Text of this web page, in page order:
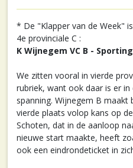
* De "Klapper van de Week"
4e provinciale C :
K Wijnegem VC B -
We zitten vooral in vierde
rubriek, want ook daar is er
spanning. Wijnegem B
vierde plaats volop kans op
Schoten, dat in de aanloop
nieuwe start maakte, heeft
ook een eindrondeticket in